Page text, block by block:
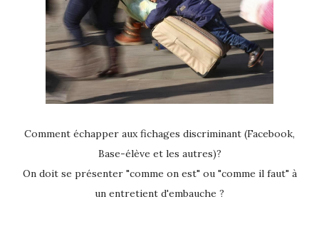
Comment échapper aux fichages discriminant (Facebook,
Base-élève et les autres)?
On doit se présenter "comme on est" ou "comme il faut" à
un entretient d'embauche ?